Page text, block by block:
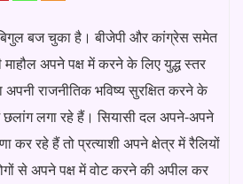
बज चुका है। बीजेपी और कांग्रेस समेत
अपने पक्ष में करने के लिए युद्ध स्तर
राजनीतिक भविष्य सुरक्षित करने के
लगा रहे हैं। सियासी दल अपने-अपने
कर रहे हैं तो प्रत्याशी अपने क्षेत्र में रैलियों
से अपने पक्ष में वोट करने की अपील कर